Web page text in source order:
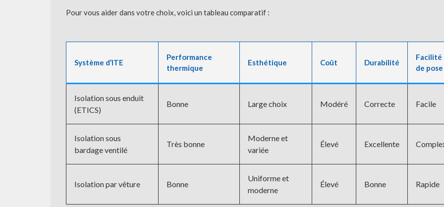
Pour vous aider dans votre choix, voici un tableau comparatif :
Système d’ITE
Performance
thermique
Esthétique Coût Durabilité
Facilité
de pose
Isolation sous enduit
(ETICS)
Bonne Large choix Modéré Correcte Facile
Isolation sous
bardage ventilé
Très bonne
Moderne et
variée
Élevé Excellente
Isolation par vêture Bonne
Uniforme et
moderne
Élevé Bonne Rapide